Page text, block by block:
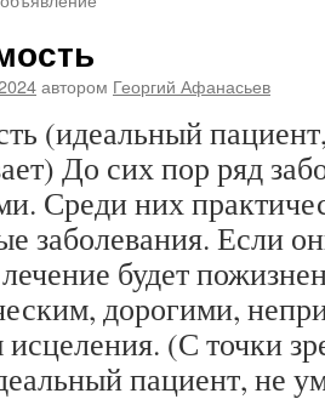
автором Георгий Афанасьев
(идеальный
До сих пор ряд
Среди них
заболевания. Если
будет
дорогими,
(С точки
пациент, не